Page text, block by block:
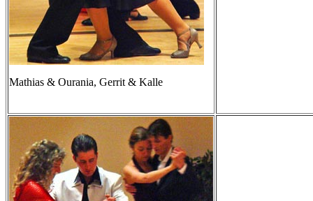
Mathias & Ourania, Gerrit & Kalle